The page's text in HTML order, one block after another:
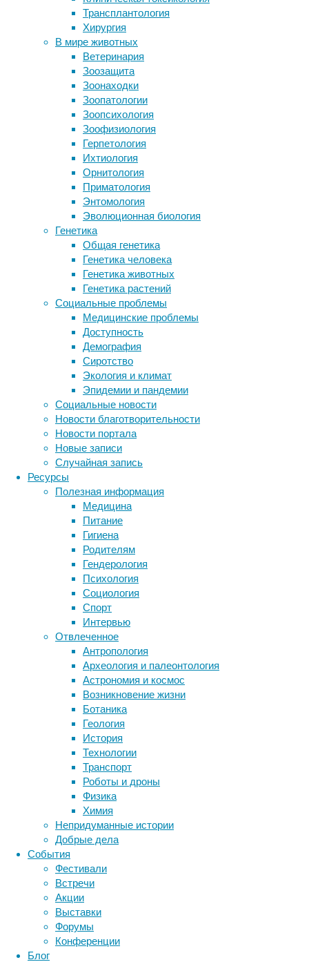
Трансплантология
Хирургия
В мире животных
Ветеринария
Зоозащита
Зоонаходки
Зоопатологии
Зоопсихология
Зоофизиология
Герпетология
Ихтиология
Орнитология
Приматология
Энтомология
Эволюционная биология
Генетика
Общая генетика
Генетика человека
Генетика животных
Генетика растений
Социальные проблемы
Медицинские проблемы
Доступность
Демография
Сиротство
Экология и климат
Эпидемии и пандемии
Социальные новости
Новости благотворительности
Новости портала
Новые записи
Случайная запись
Ресурсы
Полезная информация
Медицина
Питание
Гигиена
Родителям
Гендерология
Психология
Социология
Спорт
Интервью
Отвлеченное
Антропология
Археология и палеонтология
Астрономия и космос
Возникновение жизни
Ботаника
Геология
История
Технологии
Транспорт
Роботы и дроны
Физика
Химия
Непридуманные истории
Добрые дела
События
Фестивали
Встречи
Акции
Выставки
Форумы
Конференции
Блог
исследования,
наука,
отвлеченное
Американские
ученые
пришли
выводу,
пиво
обеспечивает
должный
уровень
анестезии
и
обездвиживания
лабораторных
сухопутных
улиток
перед
умерщвлением
рамках
исследований.
В
последнее
время
ученые
из
большинства
стран
практикуют
гуманный
подход
эвтаназии
лабораторных
животных,
как
того
требуют
директивы,
регламентирующие
проведение
исследований.
млекопитающих
для
этого
обычно
используют
вещества
для
ингаляционного
наркоза,
которые
применяются
в
Выбор ритуальных услуг: на что
обратить внимание при организации
похорон. Подробный гид по выбору
В Атлантике может сформироваться
редкая Ла-Нинья одновременно с
супермощным Эль-Ниньо
Следите за новостями
Метки
ДНК бактерии
биотехнология
генетика
здоровье знания иммунитет
инструменты и методы
исследования
лекарства медицина
мозг наука неврология
нейробиология
нейрофизиология
онкология
поведение психиатрия
сон социальные проблемы
физиология
эмоции эпидемия